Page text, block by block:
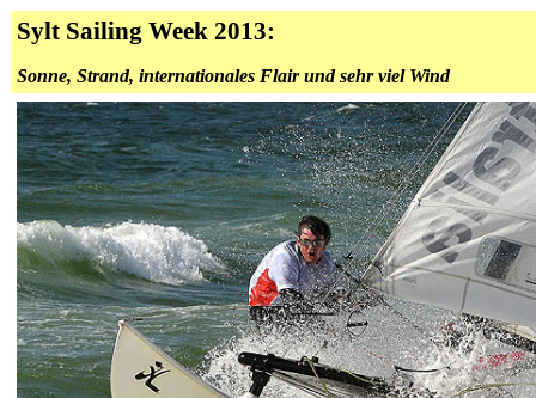
Sylt Sailing Week 2013:
Sonne, Strand, internationales Flair und sehr viel Wind